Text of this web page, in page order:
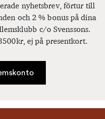
nyhetsbrev, förtur till
och 2 % bonus på dina
c/o Svenssons.
ej på presentkort.